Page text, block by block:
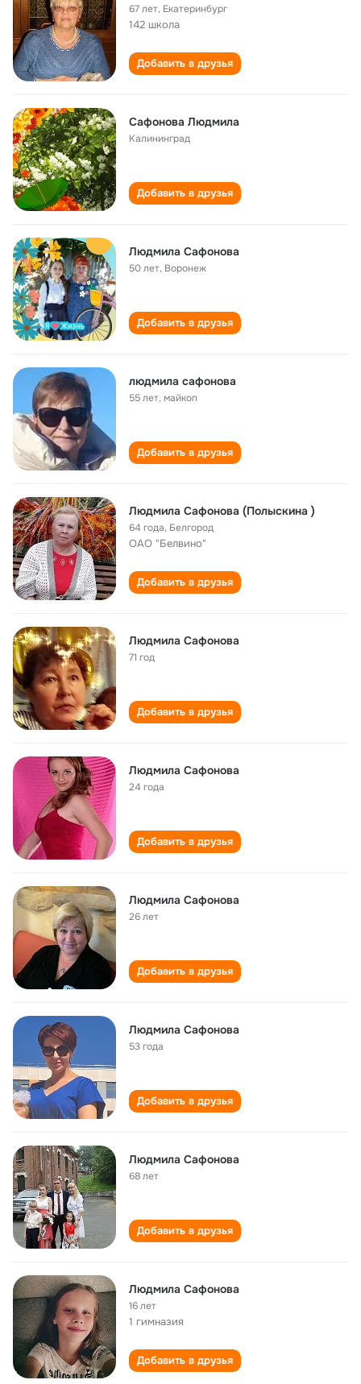
67 лет, Екатеринбург
142 школа
Добавить в друзья
Сафонова Людмила
Калининград
Добавить в друзья
Людмила Сафонова
50 лет, Воронеж
Добавить в друзья
людмила сафонова
55 лет,майкоп
Добавить в друзья
Людмила Сафонова (Полыскина )
64 года, Белгород
ОАО "Белвино"
Добавить в друзья
Людмила Сафонова
71 год
Добавить в друзья
Людмила Сафонова
24 года
Добавить в друзья
Людмила Сафонова
26 лет
Добавить в друзья
Людмила Сафонова
53 года
Добавить в друзья
Людмила Сафонова
68 лет
Добавить в друзья
Людмила Сафонова
16 лет
1 гимназия
Добавить в друзья